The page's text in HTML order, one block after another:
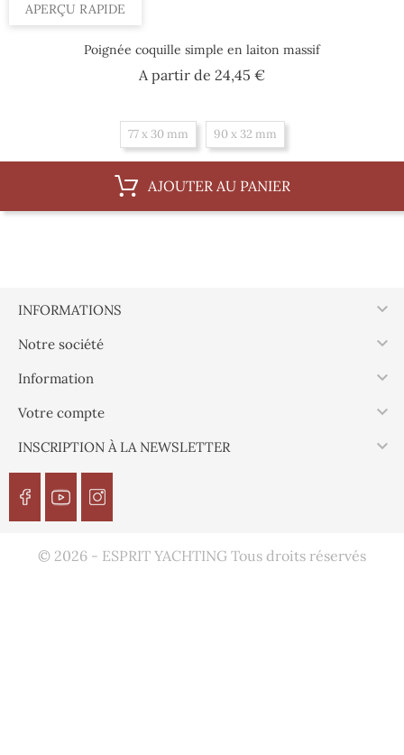
APERÇU RAPIDE
Poignée coquille simple en laiton massif
A partir de 24,45 €Prix
77 x 30 mm 90 x 32 mm
AJOUTER AU PANIER
INFORMATIONS 
Notre société 
Information 
Votre compte 
INSCRIPTION À LA NEWSLETTER 
© 2026 - ESPRIT YACHTING Tous droits réservés